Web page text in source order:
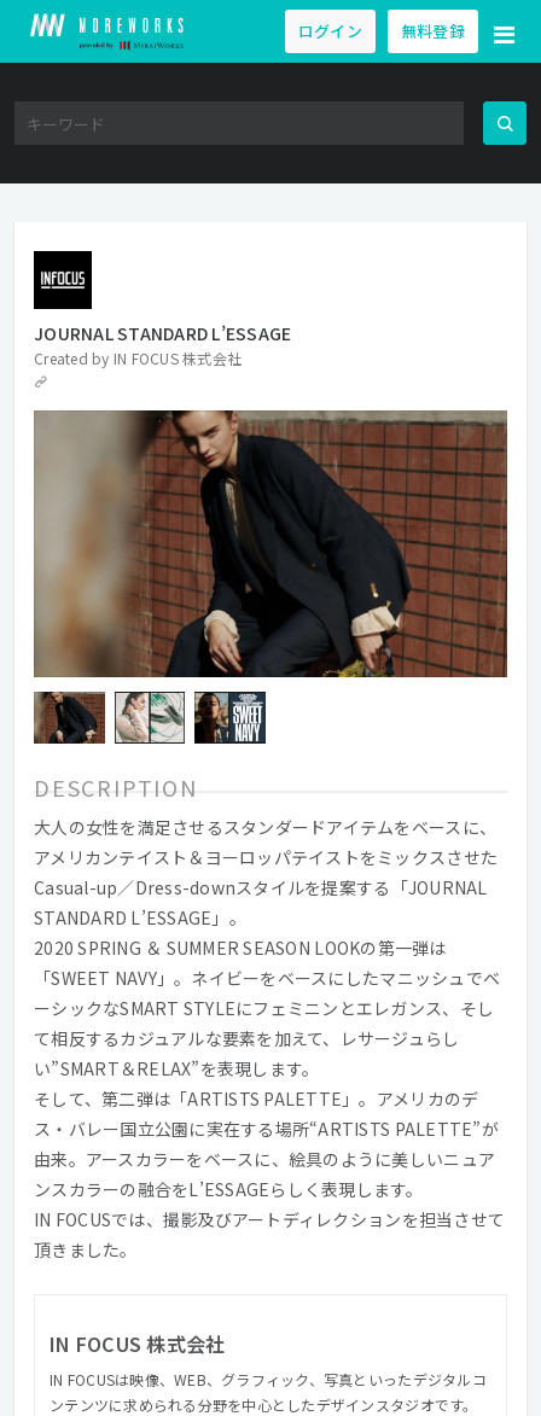
ログイン 無料登録
JOURNAL STANDARD L’ESSAGE
Created by IN FOCUS 株式会社
DESCRIPTION
大人の女性を満足させるスタンダードアイテムをベースに、
アメリカンテイスト＆ヨーロッパテイストをミックスさせた
Casual-up／Dress-downスタイルを提案する「JOURNAL
STANDARD L’ESSAGE」。
2020 SPRING ＆ SUMMER SEASON LOOKの第一弾は
「SWEET NAVY」。ネイビーをベースにしたマニッシュでベ
ーシックなSMART STYLEにフェミニンとエレガンス、そし
て相反するカジュアルな要素を加えて、レサージュらし
い”SMART＆RELAX”を表現します。
そして、第二弾は「ARTISTS PALETTE」。アメリカのデ
ス・バレー国立公園に実在する場所“ARTISTS PALETTE”が
由来。アースカラーをベースに、絵具のように美しいニュア
ンスカラーの融合をL’ESSAGEらしく表現します。
IN FOCUSでは、撮影及びアートディレクションを担当させて
頂きました。
IN FOCUS 株式会社
IN FOCUSは映像、WEB、グラフィック、写真といったデジタルコ
ンテンツに求められる分野を中心としたデザインスタジオです。